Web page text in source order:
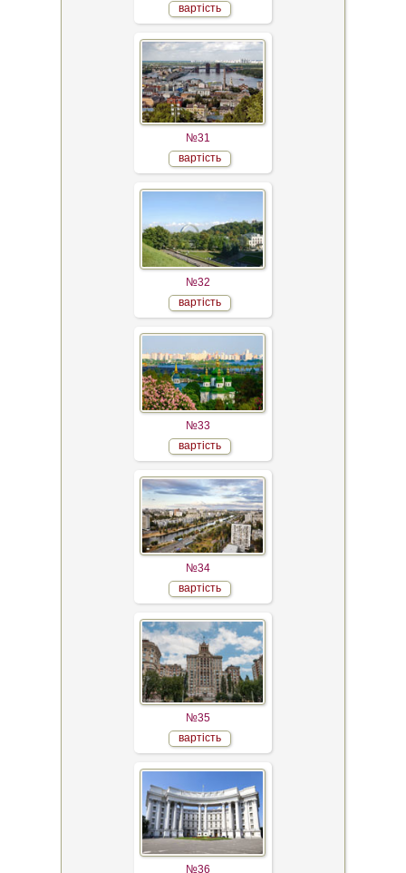
вартість
№31
вартість
№32
вартість
№33
вартість
№34
вартість
№35
вартість
№36